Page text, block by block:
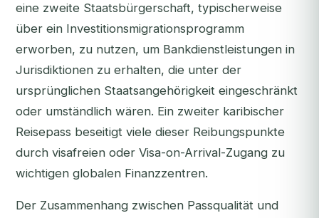
eine zweite Staatsbürgerschaft, typischerweise
über ein Investitionsmigrationsprogramm
erworben, zu nutzen, um Bankdienstleistungen in
Jurisdiktionen zu erhalten, die unter der
ursprünglichen Staatsangehörigkeit eingeschränkt
oder umständlich wären. Ein zweiter karibischer
Reisepass beseitigt viele dieser Reibungspunkte
durch visafreien oder Visa-on-Arrival-Zugang zu
wichtigen globalen Finanzzentren.
Der Zusammenhang zwischen Passqualität und